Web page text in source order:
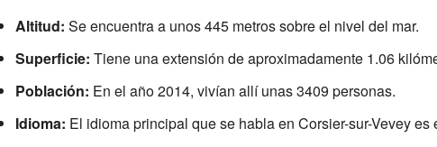
Altitud: Se encuentra a unos 445 metros sobre el nivel del mar.
Superficie: Tiene una extensión de aproximadamente 1.06
Población: En el año 2014, vivían allí unas 3409 personas.
Idioma: El idioma principal que se habla en Corsier-sur-Vevey es